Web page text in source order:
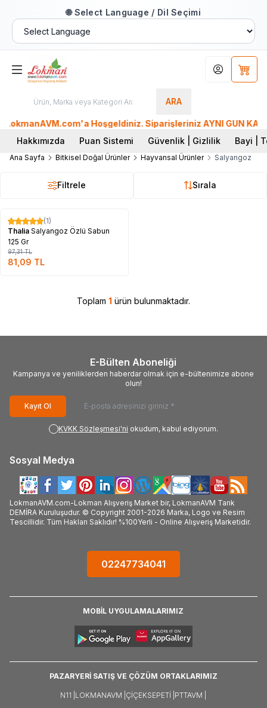
🌐 Select Language / Dil Seçimi
ARA
Hesabım
Hoşgeldiniz. Siparişleriniz AYNI GÜN
Hakkımızda
Puan Sistemi Güvenlik | Gizlilik Bayi |
Ana Sayfa Bitkisel Doğal Ürünler Hayvansal Ürünler Salyangoz
Filtrele Sırala
%17
(1)
Thalia Salyangoz Özlü Sabun
125 Gr
97,31TL
81,09 TL
Toplam 1 ürün bulunmaktadır.
E-Bülten Aboneliği
Kampanya ve yeniliklerden haberdar olmak için e-bültenimize abone
olun!
Kayıt Ol
KVKK Sözleşmesi'ni okudum, kabul ediyorum.
Sosyal Medya
LokmanAVM.com-Lokman Alışveriş Market bir, LokmanAVM Tarık
DEMİRA Kuruluşudur. © Copyright 2001-2026 Marka, Logo ve Resim
Tescillidir. Tüm Hakları Saklıdır! %100Yerli - Online Alışveriş Marketidir.
02247734041
MOBİL UYGULAMALARIMIZ
PAZARYERİ SATIŞ VE ÇÖZÜM ORTAKLARIMIZ
N11 | LOKMANAVM | ÇIÇEKSEPETI | PTTAVM |